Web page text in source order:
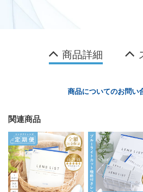
商品詳細
商品についてのお問い
関連商品